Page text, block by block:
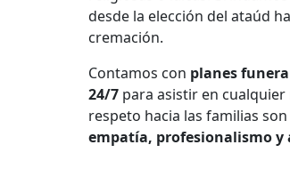
desde la elección del ataúd
cremación.
Contamos con planes
24/7 para asistir en
respeto hacia las familias
empatía, profesionalismo y